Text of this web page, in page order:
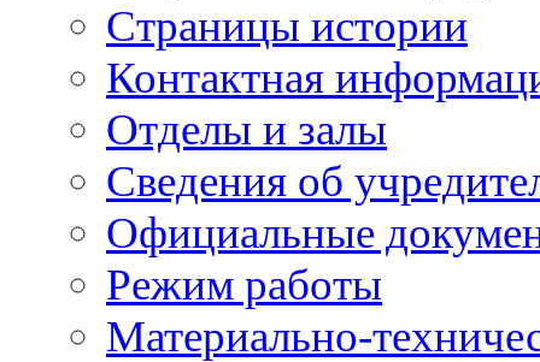
Страницы истории
Контактная
Отделы и залы
Сведения об
Официальные
Режим работы
Материально-